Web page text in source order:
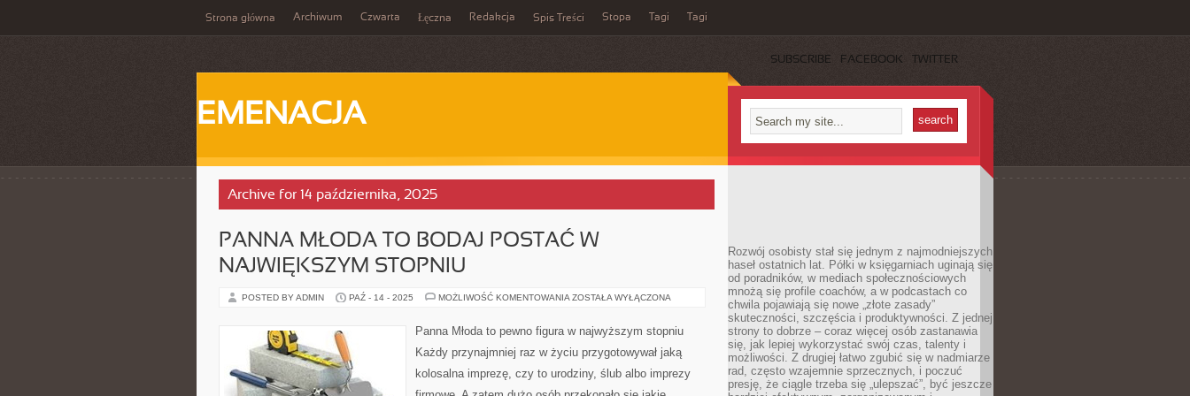
Strona główna Archiwum Czwarta Łęczna Redakcja Spis Treści Stopa Tagi Tagi
SUBSCRIBE FACEBOOK TWITTER
EMENACJA
Archive for 14 października, 2025
PANNA MŁODA TO BODAJ POSTAĆ W
NAJWIĘKSZYM STOPNIU
POSTED BY ADMIN PAŹ - 14 - 2025 MOŻLIWOŚĆ KOMENTOWANIA PANNA
BODAJ
POSTAĆ
NAJWIĘKSZYM
ZOSTAŁA WYŁĄCZONA
Panna Młoda to pewno figura w najwyższym stopniu
Każdy przynajmniej raz w życiu przygotowywał jaką
kolosalna imprezę, czy to urodziny, ślub albo imprezy
Rozwój osobisty stał się jednym z najmodniejszych
haseł ostatnich lat. Półki w księgarniach uginają się
od poradników, w mediach społecznościowych
mnożą się profile coachów, a w podcastach co
chwila pojawiają się nowe „złote zasady”
skuteczności, szczęścia i produktywności. Z jednej
strony to dobrze – coraz więcej osób zastanawia
się, jak lepiej wykorzystać swój czas, talenty i
możliwości. Z drugiej łatwo zgubić się w nadmiarze
rad, często wzajemnie sprzecznych, i poczuć
presję, że ciągle trzeba się „ulepszać”, być jeszcze